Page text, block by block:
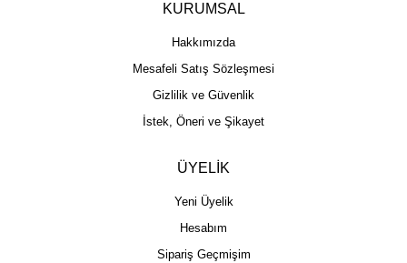
KURUMSAL
Hakkımızda
Mesafeli Satış Sözleşmesi
Gizlilik ve Güvenlik
İstek, Öneri ve Şikayet
ÜYELİK
Yeni Üyelik
Hesabım
Sipariş Geçmişim